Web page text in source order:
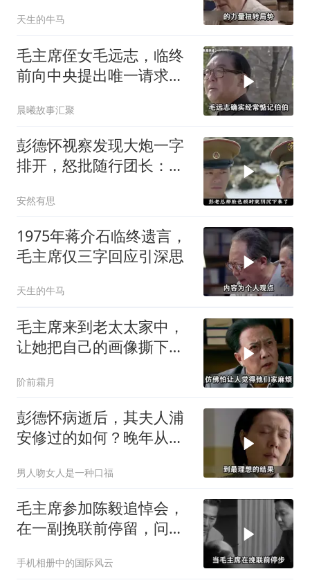
天生的牛马
毛主席侄女毛远志，临终
前向中央提出唯一请求，
晨曦故事汇聚
彭德怀视察发现大炮一字
排开，怒批随行团长：你
安然有思
1975年蒋介石临终遗言，
毛主席仅三字回应引深思
天生的牛马
毛主席来到老太太家中，
让她把自己的画像撕下
阶前霜月
彭德怀病逝后，其夫人浦
安修过的如何？晚年从不
男人吻女人是一种口福
毛主席参加陈毅追悼会，
在一副挽联前停留，问
手机相册中的国际风云